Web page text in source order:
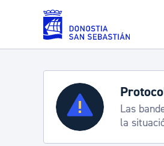
Saltar al contenido principal
Servicios
Padrón y asuntos
Las
la